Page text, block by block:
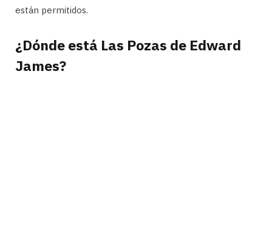
están permitidos.
¿Dónde está Las Pozas de Edward
James?